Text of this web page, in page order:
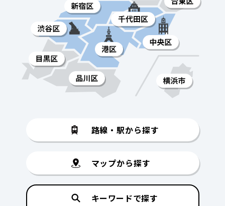
路線・駅から探す
マップから探す
キーワードで探す